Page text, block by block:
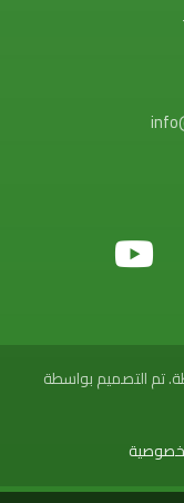
محفوظة. تم التصميم بواسطة